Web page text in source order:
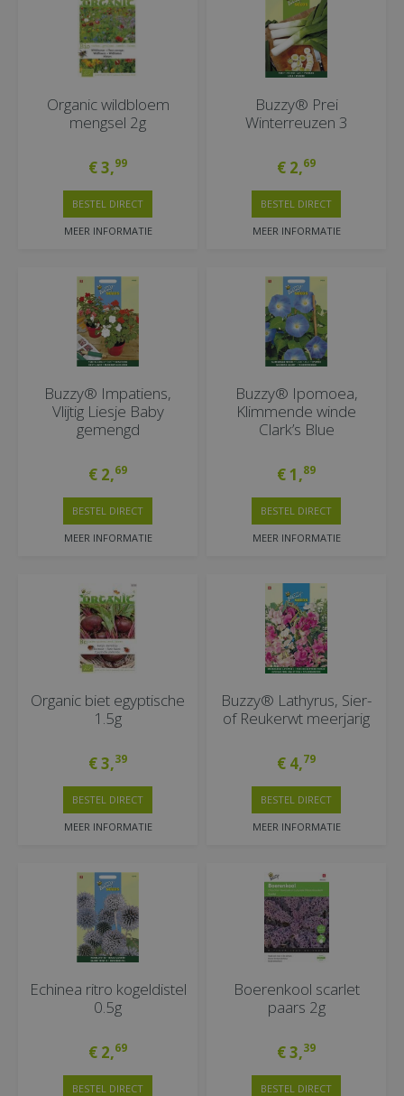
Organic wildbloem
mengsel 2g
€3,99
MEER INFORMATIE
BESTEL DIRECT
Buzzy® Prei
Winterreuzen 3
€ 2,69
MEER INFORMATIE
BESTEL DIRECT
Buzzy® Impatiens,
Vlijtig Liesje Baby
gemengd
€ 2,69
MEER INFORMATIE
BESTEL DIRECT
Buzzy® Ipomoea,
Klimmende winde
Clark’s Blue
€1,89
MEER INFORMATIE
BESTEL DIRECT
Organic biet egyptische
1.5g
€3,39
MEER INFORMATIE
BESTEL DIRECT
Buzzy® Lathyrus, Sier-
of Reukerwt meerjarig
€ 4,79
MEER INFORMATIE
BESTEL DIRECT
Echinea ritro kogeldistel
0.5g
€ 2,69
BESTEL DIRECT
Boerenkool scarlet
paars 2g
€3,39
BESTEL DIRECT